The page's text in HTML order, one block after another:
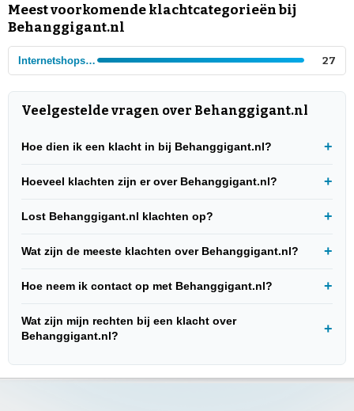
Meest voorkomende klachtcategorieën bij
Behanggigant.nl
Internetshops - Interieur 27
Veelgestelde vragen over Behanggigant.nl
Hoe dien ik een klacht in bij Behanggigant.nl?
Hoeveel klachten zijn er over Behanggigant.nl?
Lost Behanggigant.nl klachten op?
Wat zijn de meeste klachten over Behanggigant.nl?
Hoe neem ik contact op met Behanggigant.nl?
Wat zijn mijn rechten bij een klacht over
Behanggigant.nl?